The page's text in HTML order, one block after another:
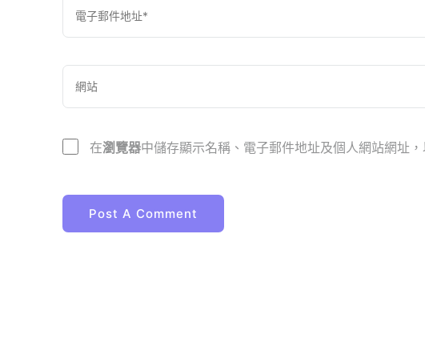
在瀏覽器中儲存顯示名稱、電子郵件地址及個人網站網址